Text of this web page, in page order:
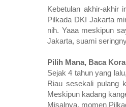
Kebetulan akhir-akhir
Pilkada DKI Jakarta
nih. Yaaa meskipun
Jakarta, suami
Pilih Mana, Baca
Sejak 4 tahun yang
Riau sesekali pulang
Meskipun kadang
Misalnya, momen